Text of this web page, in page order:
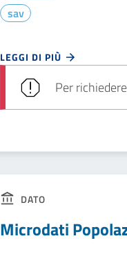
sav
LEGGI DI PIÙ
Per
DATO
Microdati